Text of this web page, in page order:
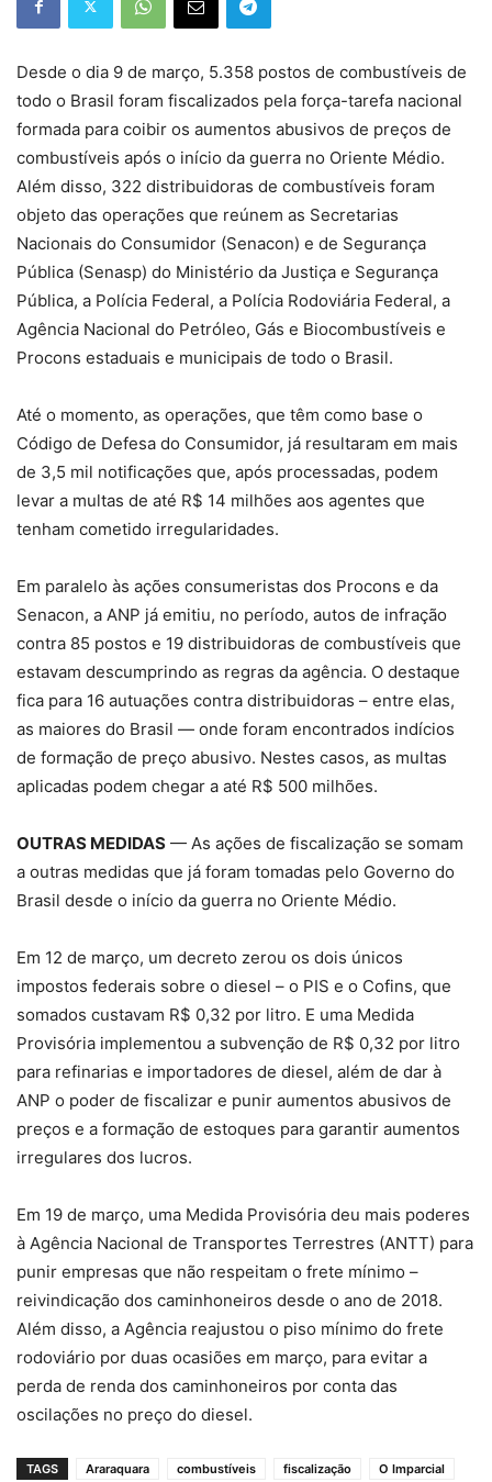
Desde o dia 9 de março, 5.358 postos de combustíveis de
todo o Brasil foram fiscalizados pela força-tarefa nacional
formada para coibir os aumentos abusivos de preços de
combustíveis após o início da guerra no Oriente Médio.
Além disso, 322 distribuidoras de combustíveis foram
objeto das operações que reúnem as Secretarias
Nacionais do Consumidor (Senacon) e de Segurança
Pública (Senasp) do Ministério da Justiça e Segurança
Pública, a Polícia Federal, a Polícia Rodoviária Federal, a
Agência Nacional do Petróleo, Gás e Biocombustíveis e
Procons estaduais e municipais de todo o Brasil.
Até o momento, as operações, que têm como base o
Código de Defesa do Consumidor, já resultaram em mais
de 3,5 mil notificações que, após processadas, podem
levar a multas de até R$ 14 milhões aos agentes que
tenham cometido irregularidades.
Em paralelo às ações consumeristas dos Procons e da
Senacon, a ANP já emitiu, no período, autos de infração
contra 85 postos e 19 distribuidoras de combustíveis que
estavam descumprindo as regras da agência. O destaque
fica para 16 autuações contra distribuidoras – entre elas,
as maiores do Brasil — onde foram encontrados indícios
de formação de preço abusivo. Nestes casos, as multas
aplicadas podem chegar a até R$ 500 milhões.
OUTRAS MEDIDAS — As ações de fiscalização se somam
a outras medidas que já foram tomadas pelo Governo do
Brasil desde o início da guerra no Oriente Médio.
Em 12 de março, um decreto zerou os dois únicos
impostos federais sobre o diesel – o PIS e o Cofins, que
somados custavam R$ 0,32 por litro. E uma Medida
Provisória implementou a subvenção de R$ 0,32 por litro
para refinarias e importadores de diesel, além de dar à
ANP o poder de fiscalizar e punir aumentos abusivos de
preços e a formação de estoques para garantir aumentos
irregulares dos lucros.
Em 19 de março, uma Medida Provisória deu mais poderes
à Agência Nacional de Transportes Terrestres (ANTT) para
punir empresas que não respeitam o frete mínimo –
reivindicação dos caminhoneiros desde o ano de 2018.
Além disso, a Agência reajustou o piso mínimo do frete
rodoviário por duas ocasiões em março, para evitar a
perda de renda dos caminhoneiros por conta das
oscilações no preço do diesel.
TAGS Araraquara combustíveis fiscalização O Imparcial